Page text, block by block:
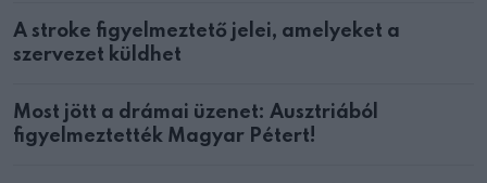
A stroke figyelmeztető jelei, amelyeket a
szervezet küldhet
Most jött a drámai üzenet: Ausztriából
figyelmeztették Magyar Pétert!